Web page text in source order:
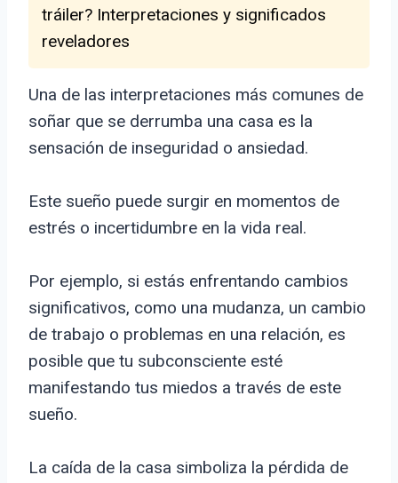
tráiler? Interpretaciones y significados
reveladores
Una de las interpretaciones más comunes de
soñar que se derrumba una casa es la
sensación de inseguridad o ansiedad.
Este sueño puede surgir en momentos de
estrés o incertidumbre en la vida real.
Por ejemplo, si estás enfrentando cambios
significativos, como una mudanza, un cambio
de trabajo o problemas en una relación, es
posible que tu subconsciente esté
manifestando tus miedos a través de este
sueño.
La caída de la casa simboliza la pérdida de